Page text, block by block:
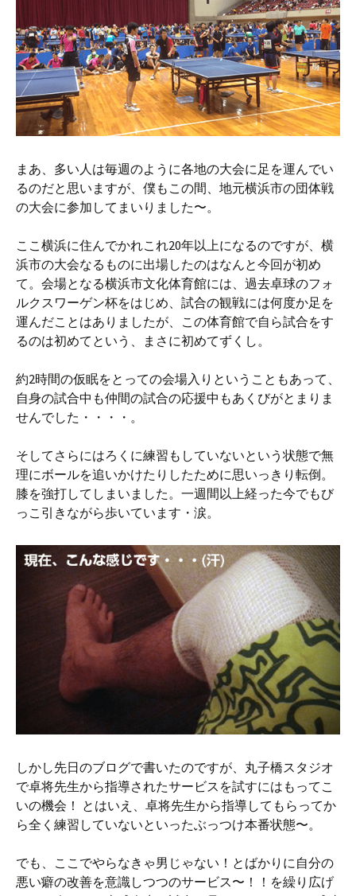
まあ、多い人は毎週のように各地の大会に足を運んでい
るのだと思いますが、僕もこの間、地元横浜市の団体戦
の大会に参加してまいりました〜。
ここ横浜に住んでかれこれ20年以上になるのですが、横
浜市の大会なるものに出場したのはなんと今回が初め
て。会場となる横浜市文化体育館には、過去卓球のフォ
ルクスワーゲン杯をはじめ、試合の観戦には何度か足を
運んだことはありましたが、この体育館で自ら試合をす
るのは初めてという、まさに初めてずくし。
約2時間の仮眠をとっての会場入りということもあって、
自身の試合中も仲間の試合の応援中もあくびがとまりま
せんでした・・・・。
そしてさらにはろくに練習もしていないという状態で無
理にボールを追いかけたりしたために思いっきり転倒。
膝を強打してしまいました。一週間以上経った今でもび
っこ引きながら歩いています・涙。
しかし先日のブログで書いたのですが、丸子橋スタジオ
で卓将先生から指導されたサービスを試すにはもってこ
いの機会！ とはいえ、卓将先生から指導してもらってか
ら全く練習していないといったぶっつけ本番状態〜。
でも、ここでやらなきゃ男じゃない！とばかりに自分の
悪い癖の改善を意識しつつのサービス〜！！を繰り広げ